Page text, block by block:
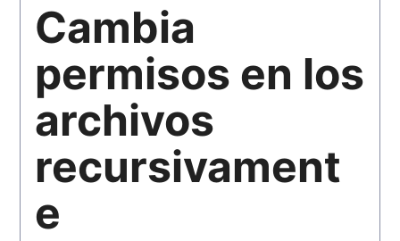
Cambia
permisos en los
archivos
recursivament
e